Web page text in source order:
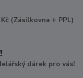
(Zásilkovna + PPL)
dárek pro vás!